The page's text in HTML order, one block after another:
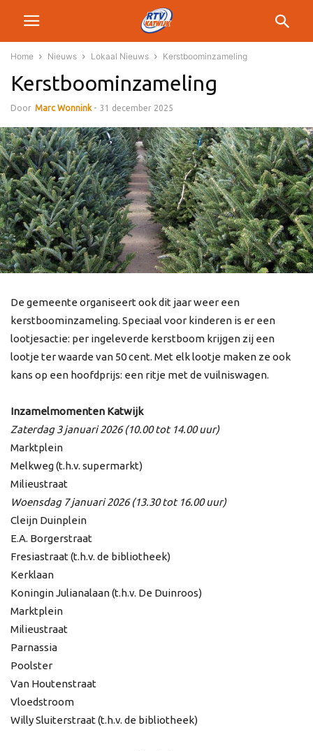
Home Nieuws Lokaal Nieuws Kerstboominzameling
Kerstboominzameling
Door Marc Wonnink - 31 december 2025
De gemeente organiseert ook dit jaar weer een
kerstboominzameling. Speciaal voor kinderen is er een
lootjesactie: per ingeleverde kerstboom krijgen zij een
lootje ter waarde van 50 cent. Met elk lootje maken ze ook
kans op een hoofdprijs: een ritje met de vuilniswagen.
Inzamelmomenten Katwijk
Zaterdag 3 januari 2026 (10.00 tot 14.00 uur)
Marktplein
Melkweg (t.h.v. supermarkt)
Milieustraat
Woensdag 7 januari 2026 (13.30 tot 16.00 uur)
Cleijn Duinplein
E.A. Borgerstraat
Fresiastraat (t.h.v. de bibliotheek)
Kerklaan
Koningin Julianalaan (t.h.v. De Duinroos)
Marktplein
Milieustraat
Parnassia
Poolster
Van Houtenstraat
Vloedstroom
Willy Sluiterstraat (t.h.v. de bibliotheek)